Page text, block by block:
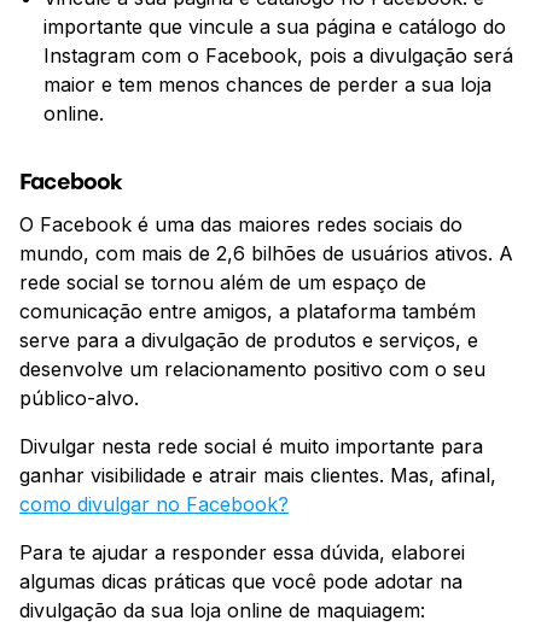
importante que vincule a sua página e catálogo do
Instagram com o Facebook, pois a divulgação será
maior e tem menos chances de perder a sua loja
online.
Facebook
O Facebook é uma das maiores redes sociais do
mundo, com mais de 2,6 bilhões de usuários ativos. A
rede social se tornou além de um espaço de
comunicação entre amigos, a plataforma também
serve para a divulgação de produtos e serviços, e
desenvolve um relacionamento positivo com o seu
público-alvo.
Divulgar nesta rede social é muito importante para
ganhar visibilidade e atrair mais clientes. Mas, afinal,
como divulgar no Facebook?
Para te ajudar a responder essa dúvida, elaborei
algumas dicas práticas que você pode adotar na
divulgação da sua loja online de maquiagem: